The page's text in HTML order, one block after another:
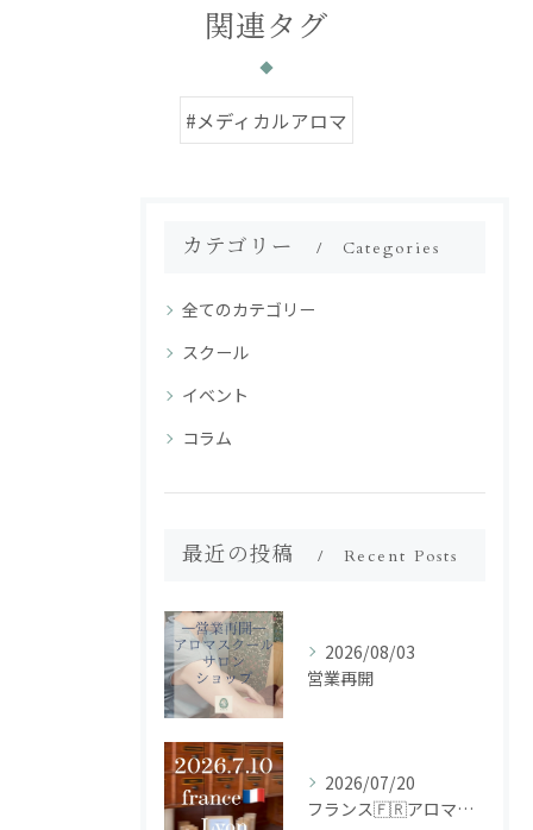
関連タグ
#メディカルアロマ
カテゴリー Categories
全てのカテゴリー
スクール
イベント
コラム
最近の投稿 Recent Posts
2026/08/03
営業再開
2026/07/20
フランス🇫🇷アロマ研修ツアー𝗱𝗮𝘆𝟮